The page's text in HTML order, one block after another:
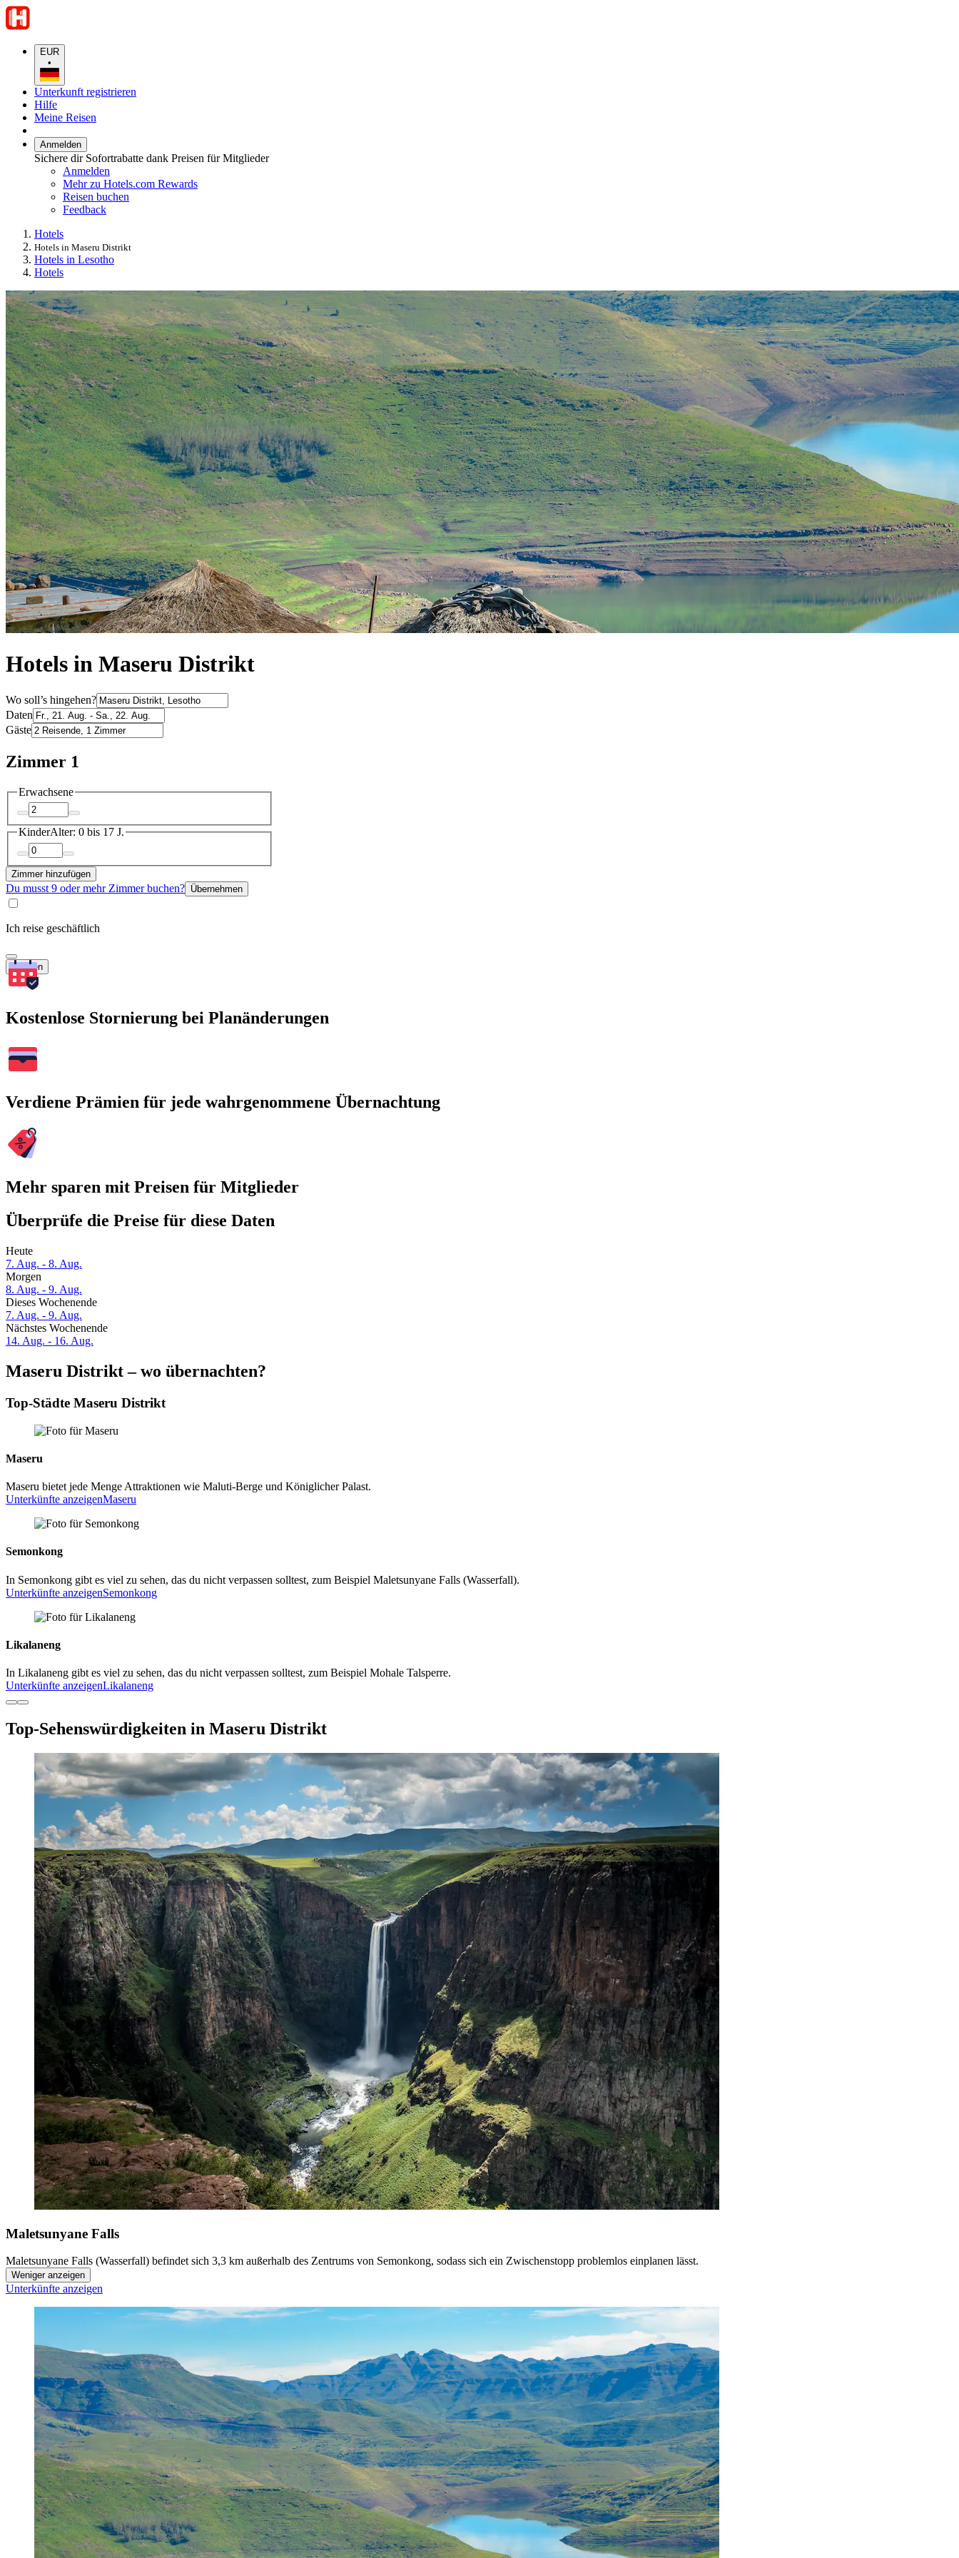
EUR
•
Unterkunft registrieren
Hilfe
Meine Reisen
Anmelden
Sichere dir Sofortrabatte dank Preisen für Mitglieder
Anmelden
Mehr zu Hotels.com Rewards
Reisen buchen
Feedback
Hotels
Hotels in Maseru Distrikt
Hotels in Lesotho
Hotels
Hotels in Maseru Distrikt
Wo soll’s hingehen?
Daten
Gäste
Zimmer 1
Erwachsene
KinderAlter: 0 bis 17 J.
Zimmer hinzufügen
Du musst 9 oder mehr Zimmer buchen? Übernehmen
Ich reise geschäftlich
Suchen
Kostenlose Stornierung bei Planänderungen
Verdiene Prämien für jede wahrgenommene Übernachtung
Mehr sparen mit Preisen für Mitglieder
Überprüfe die Preise für diese Daten
Heute
7. Aug. - 8. Aug.
Morgen
8. Aug. - 9. Aug.
Dieses Wochenende
7. Aug. - 9. Aug.
Nächstes Wochenende
14. Aug. - 16. Aug.
Maseru Distrikt – wo übernachten?
Top-Städte Maseru Distrikt
Maseru
Maseru bietet jede Menge Attraktionen wie Maluti-Berge und Königlicher Palast.
Unterkünfte anzeigenMaseru
Semonkong
In Semonkong gibt es viel zu sehen, das du nicht verpassen solltest, zum Beispiel Maletsunyane Falls (Wasserfall).
Unterkünfte anzeigenSemonkong
Likalaneng
In Likalaneng gibt es viel zu sehen, das du nicht verpassen solltest, zum Beispiel Mohale Talsperre.
Unterkünfte anzeigenLikalaneng
Top-Sehenswürdigkeiten in Maseru Distrikt
Maletsunyane Falls
Maletsunyane Falls (Wasserfall) befindet sich 3,3 km außerhalb des Zentrums von Semonkong, sodass sich ein Zwischenstopp problemlos einplanen lässt.
Weniger anzeigen
Unterkünfte anzeigen